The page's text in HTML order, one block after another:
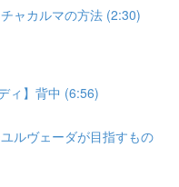
ャカルマの方法 (2:30)
ィ】背中 (6:56)
ルヴェーダが目指すもの